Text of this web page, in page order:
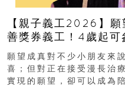
【親子義工2026】
善獎券義工！4歲起
新界
願望成真對不少小朋友來
喜；但對正在接受漫長治
實現的願望，卻可以成為